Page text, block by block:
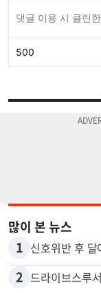
많이 본 뉴스
1